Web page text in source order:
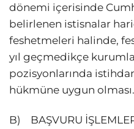
dönemi içerisinde
belirlenen istisnalar
feshetmeleri halinde,
yıl geçmedikçe
pozisyonlarında
hükmüne uygun olması.
B) BAŞVURU